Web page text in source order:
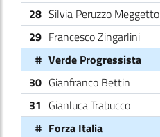
28 Silvia Peruzzo Meggetto
29 Francesco Zingarlini
# Verde Progressista
30 Gianfranco Bettin
31 Gianluca Trabucco
# Forza Italia